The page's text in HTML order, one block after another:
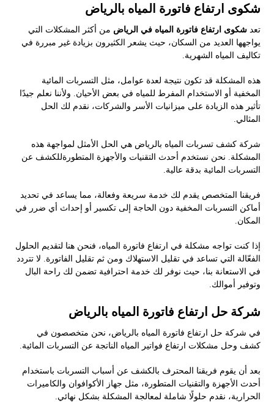
شكوى ارتفاع فاتورة المياه بالرياض
تعدشكوى ارتفاع فاتورة المياه في الرياض من أكثر المشكلات التي
يواجهها العديد من السكان، حيث يشعر الكثيرون بزيادة غير مبررة في
تكاليف المياه الشهرية.
هذه المشكلة قد تكون نتيجة لعدة عوامل، مثل التسربات المائية
المخفية أو الاستخدام المفرط للمياه في بعض الأحيان. ولأننا نعلم جيدًا
تأثير هذه الزيادة على ميزانيات الأسر والشركات، نقدم لك الحل
المثالي.
شركة كشف تسربات المياه بالرياض هي الحل الأمثل لمواجهة هذه
المشكلة. نحن نستخدم أحدث التقنيات والأجهزة المتطورةللكشف عن
التسربات المائية بدقة عالية.
فريقنا المتخصص يقدم لك خدمة سريعة وفعالة، مما يساعد في تحديد
أماكن التسربات المخفية دون الحاجة إلى تكسير أو إحداث أي ضرر في
المكان.
إذا كنت تواجه مشكلة في ارتفاع فاتورة المياه، فنحن هنا لتقديم الحلول
الفعّالة التي تساعد في تقليل الاستهلاك ومن ثم تقليل الفاتورة. لا تتردد
في الاستعانة بنا، حيث نوفر لك خدمة احترافية تضمن لك راحة البال
وتوفير أموالك.
شركة حل ارتفاع فاتورة المياه بالرياض
في شركة حل ارتفاع فاتورة المياه بالرياض، نحن متخصصون في
كشف وحل مشكلات ارتفاع فواتير المياه الناتجة عن التسربات المائية.
بعد أن يقوم فريقنا المحترف بالكشف عن أسباب التسربات باستخدام
أحدث الأجهزة والتقنيات المتطورة، مثل جهاز الأكوافوان والكاميرات
الحرارية، نقدم حلولًا شاملة لمعالجة المشكلة بشكل نهائي.